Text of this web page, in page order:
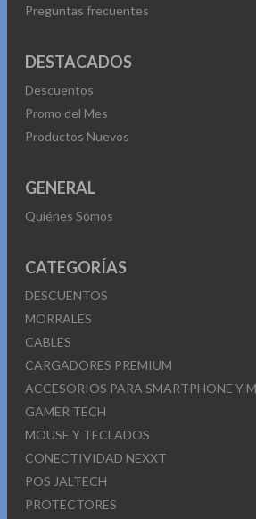
Preguntas frecuentes
DESTACADOS
Descuentos
Promo del Mes
Productos Nuevos
GENERAL
Quiénes Somos
CATEGORÍAS
DESCUENTOS
MORRALES
CABLES
CARGADORES PREMIUM
ACCESORIOS PARA SMARTPHONE Y
GAMER TECH
MOUSE Y TECLADOS
CONECTIVIDAD NEXXT
POS JALTECH
PROTECTORES